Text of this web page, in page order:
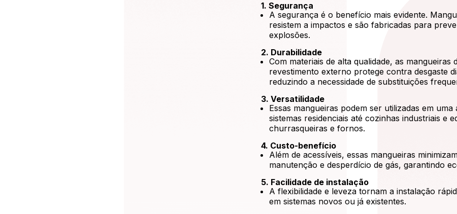
1. Segurança
A segurança é o benefício mais evidente.
resistem a impactos e são fabricadas para
explosões.
2. Durabilidade
Com materiais de alta qualidade, as mangueiras
revestimento externo protege contra desgaste
reduzindo a necessidade de substituições
3. Versatilidade
Essas mangueiras podem ser utilizadas em
sistemas residenciais até cozinhas industriais e
churrasqueiras e fornos.
4. Custo-benefício
Além de acessíveis, essas mangueiras
manutenção e desperdício de gás, garantindo
5. Facilidade de instalação
A flexibilidade e leveza tornam a instalação
em sistemas novos ou já existentes.